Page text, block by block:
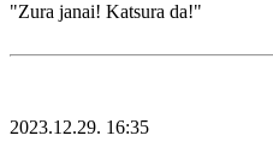
"Zura janai! Katsura da!"
2023.12.29. 16:35